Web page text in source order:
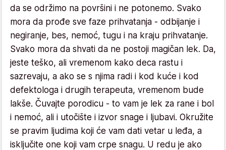
da se održimo na površini i ne potonemo. Svako
mora da prođe sve faze prihvatanja - odbijanje i
negiranje, bes, nemoć, tugu i na kraju prihvatanje.
Svako mora da shvati da ne postoji magičan lek. Da,
jeste teško, ali vremenom kako deca rastu i
sazrevaju, a ako se s njima radi i kod kuće i kod
defektologa i drugih terapeuta, vremenom bude
lakše. Čuvajte porodicu - to vam je lek za rane i bol
i nemoć, ali i utočište i izvor snage i ljubavi. Okružite
se pravim ljudima koji će vam dati vetar u leđa, a
isključite one koji vam crpe snagu. U redu je ako